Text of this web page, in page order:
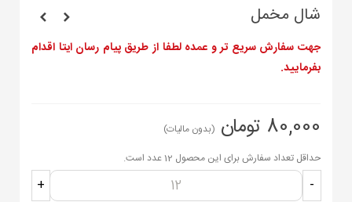
شال مخمل
جهت سفارش سریع تر و عمده لطفا از طریق پیام رسان ایتا اقدام
بفرمایید.
80,000 تومان
(بدون مالیات)
حداقل تعداد سفارش برای این محصول 12 عدد است.
-
+